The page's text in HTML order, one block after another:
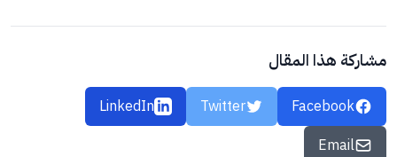
مشاركة هذا المقال
Facebook
Twitter
LinkedIn
Email